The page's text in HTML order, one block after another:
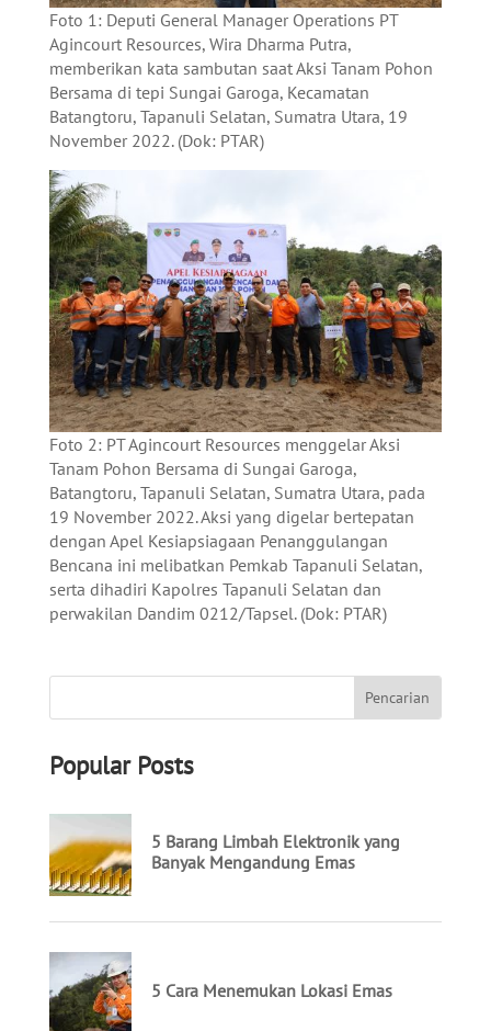
Foto 1: Deputi General Manager Operations PT
Agincourt Resources, Wira Dharma Putra,
memberikan kata sambutan saat Aksi Tanam Pohon
Bersama di tepi Sungai Garoga, Kecamatan
Batangtoru, Tapanuli Selatan, Sumatra Utara, 19
November 2022. (Dok: PTAR)
Foto 2: PT Agincourt Resources menggelar Aksi
Tanam Pohon Bersama di Sungai Garoga,
Batangtoru, Tapanuli Selatan, Sumatra Utara, pada
19 November 2022. Aksi yang digelar bertepatan
dengan Apel Kesiapsiagaan Penanggulangan
Bencana ini melibatkan Pemkab Tapanuli Selatan,
serta dihadiri Kapolres Tapanuli Selatan dan
perwakilan Dandim 0212/Tapsel. (Dok: PTAR)
Popular Posts